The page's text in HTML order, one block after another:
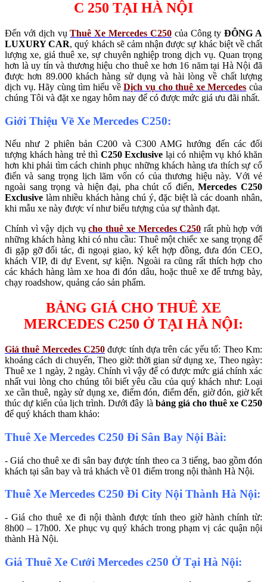
C 250 TẠI HÀ NỘI
Đến với dịch vụThuê Xe Mercedes C250của Công tyĐÔNG A
LUXURY CAR, quý khách sẽ cảm nhận được sự khác biệt về chất
lượng xe, giá thuê xe, sự chuyên nghiệp trong dịch vụ. Quan trọng
hơn là uy tín và thương hiệu cho thuê xe hơn 16 năm tại Hà Nội đã
được hơn 89.000 khách hàng sử dụng và hài lòng về chất lượng
dịch vụ. Hãy cùng tìm hiểu vềDịch vụ cho thuê xe Mercedes của
chúng Tôi và đặt xe ngay hôm nay để có được mức giá ưu đãi nhất.
Giới Thiệu Về Xe Mercedes C250:
Nếu như 2 phiên bản C200 và C300 AMG hướng đến các đối
tượng khách hàng trẻ thì C250 Exclusive lại có nhiệm vụ khó khăn
hơn khi phải tìm cách chinh phục những khách hàng ưa thích sự cổ
điển và sang trọng lịch lãm vốn có của thương hiệu này. Với vẻ
ngoài sang trọng và hiện đại, pha chút cổ điển,Mercedes C250
Exclusive làm nhiều khách hàng chú ý, đặc biệt là các doanh nhân,
khi mẫu xe này được ví như biểu tượng của sự thành đạt.
Chính vì vậy dịch vụcho thuê xe Mercedes C250 rất phù hợp với
những khách hàng khi có nhu cầu: Thuê một chiếc xe sang trọng để
đi gặp gỡ đối tác, đi ngoại giao, ký kết hợp đồng, đưa đón CEO,
khách VIP, đi dự Event, sự kiện. Ngoài ra cũng rất thích hợp cho
các khách hàng làm xe hoa đi đón dâu, hoặc thuê xe để trưng bày,
chạy roadshow, quảng cáo sản phẩm.
BẢNG GIÁ CHO THUÊ XE
MERCEDES C250 Ở TẠI HÀ NỘI:
Giá thuê Mercedes C250 được tính dựa trên các yếu tố: Theo Km:
khoảng cách di chuyển, Theo giờ: thời gian sử dụng xe, Theo ngày:
Thuê xe 1 ngày, 2 ngày. Chính vì vậy để có được mức giá chính xác
nhất vui lòng cho chúng tôi biết yêu cầu của quý khách như: Loại
xe cần thuê, ngày sử dụng xe, điểm đón, điểm đến, giờ đón, giờ kết
thúc dự kiến của lịch trình. Dưới đây là bảng giá cho thuê xe C250
để quý khách tham khảo:
Thuê Xe Mercedes C250 Đi Sân Bay Nội Bài:
- Giá cho thuê xe đi sân bay được tính theo ca 3 tiếng, bao gồm đón
khách tại sân bay và trả khách về 01 điểm trong nội thành Hà Nội.
Thuê Xe Mercedes C250 Đi City Nội Thành Hà Nội:
- Giá cho thuê xe đi nội thành được tính theo giờ hành chính từ:
8h00 – 17h00. Xe phục vụ quý khách trong phạm vị các quận nội
thành Hà Nội.
Giá Thuê Xe Cưới Mercedes c250 Ở Tại Hà Nội: